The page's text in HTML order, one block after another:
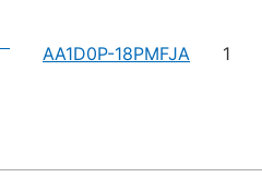
AA1D0P-18PMFJA 1